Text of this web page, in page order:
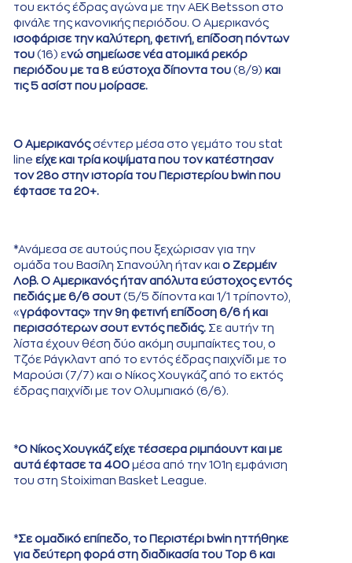
του εκτός έδρας αγώνα με την ΑΕΚ Betsson στο
φινάλε της κανονικής περιόδου. Ο Αμερικανός
ισοφάρισε την καλύτερη, φετινή, επίδοση πόντων
του (16) ενώ σημείωσε νέα ατομικά ρεκόρ
περιόδου με τα 8 εύστοχα δίποντα του (8/9) και
τις 5 ασίστ που μοίρασε.
Ο Αμερικανόςσέντερ μέσα στο γεμάτο του stat
line είχε και τρία κοψίματα που τον κατέστησαν
τον 28ο στην ιστορία του Περιστερίου bwin που
έφτασε τα 20+.
*Ανάμεσα σε αυτούς που ξεχώρισαν για την
ομάδα του Βασίλη Σπανούλη ήταν και ο Ζερμέιν
Λοβ. Ο Αμερικανός ήταν απόλυτα εύστοχος εντός
πεδιάς με 6/6 σουτ (5/5 δίποντα και 1/1 τρίποντο),
«γράφοντας» την 9η φετινή επίδοση 6/6 ή και
περισσότερων σουτ εντός πεδιάς. Σε αυτήν τη
λίστα έχουν θέση δύο ακόμη συμπαίκτες του, ο
Τζόε Ράγκλαντ από το εντός έδρας παιχνίδι με το
Μαρούσι (7/7) και ο Νίκος Χουγκάζ από το εκτός
έδρας παιχνίδι με τον Ολυμπιακό (6/6).
*Ο Νίκος Χουγκάζ είχε τέσσερα ριμπάουντ και με
αυτά έφτασε τα 400 μέσα από την 101η εμφάνιση
του στη Stoiximan Basket League.
*Σε ομαδικό επίπεδο, το Περιστέρι bwin ηττήθηκε
για δεύτερη φορά στη διαδικασία του Top 6 και